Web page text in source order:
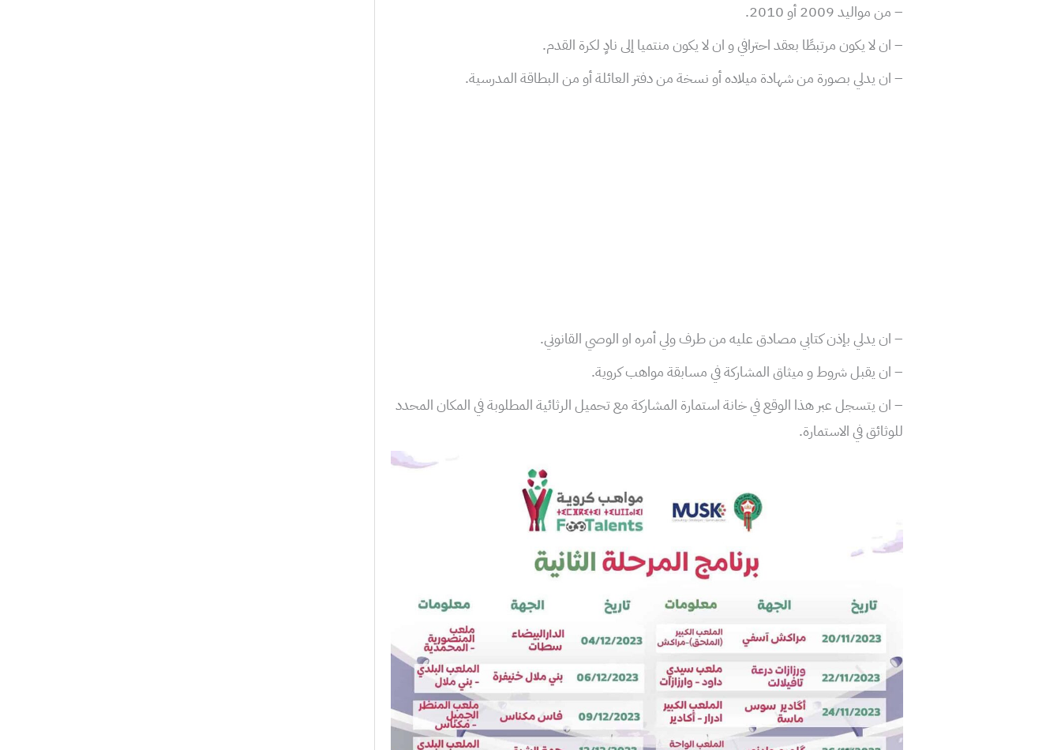
– من مواليد 2009 أو 2010.
– ان لا يكون مرتبطًا بعقد احترافي و ان لا يكون منتميا إلى نادٍ لكرة القدم.
– ان يدلي بصورة من شهادة ميلاده أو نسخة من دفتر العائلة أو من البطاقة المدرسية.
– ان يدلي بإذن كتابي مصادق عليه من طرف ولي أمره او الوصي القانوني.
– ان يقبل شروط و ميثاق المشاركة في مسابقة مواهب كروية.
– ان يتسجل عبر هذا الوقع في خانة استمارة المشاركة مع تحميل الرثائية المطلوبة في المكان المحدد
للوثائق في الاستمارة.